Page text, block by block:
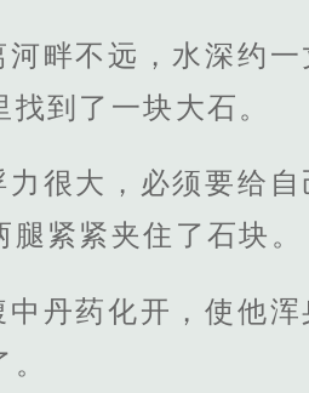
河畔不远，水深约
找到了一块大石。
力很大，必须要给
腿紧紧夹住了石块。
中丹药化开，使他